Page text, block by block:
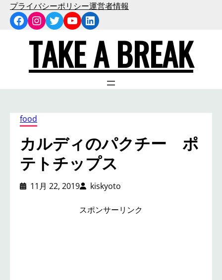
プライバシーポリシー運営者情報
Facebook
Instagram
Twitter
YouTube
LinkedIn
TAKE A BREAK
food
カルディのパクチー ポ
テトチップス
11月 22, 2019 kiskyoto
スポンサーリンク